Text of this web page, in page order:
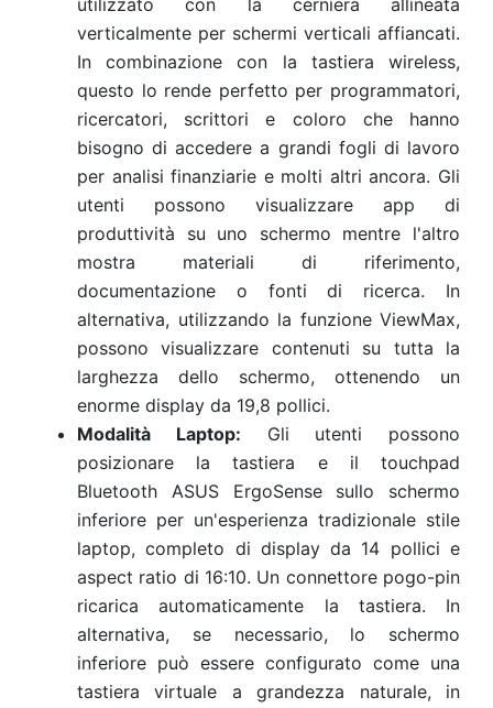
utilizzato con la cerniera allineata
verticalmente per schermi verticali affiancati.
In combinazione con la tastiera wireless,
questo lo rende perfetto per programmatori,
ricercatori, scrittori e coloro che hanno
bisogno di accedere a grandi fogli di lavoro
per analisi finanziarie e molti altri ancora. Gli
utenti possono visualizzare app di
produttività su uno schermo mentre l'altro
mostra materiali di riferimento,
documentazione o fonti di ricerca. In
alternativa, utilizzando la funzione ViewMax,
possono visualizzare contenuti su tutta la
larghezza dello schermo, ottenendo un
enorme display da 19,8 pollici.
Modalità Laptop: Gli utenti possono
posizionare la tastiera e il touchpad
Bluetooth ASUS ErgoSense sullo schermo
inferiore per un'esperienza tradizionale stile
laptop, completo di display da 14 pollici e
aspect ratio di 16:10. Un connettore pogo-pin
ricarica automaticamente la tastiera. In
alternativa, se necessario, lo schermo
inferiore può essere configurato come una
tastiera virtuale a grandezza naturale, in